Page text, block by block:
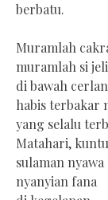
berbatu.
Muramlah
muramlah si
di bawah
habis terbakar
yang selalu
Matahari,
sulaman nyawa
nyanyian fana